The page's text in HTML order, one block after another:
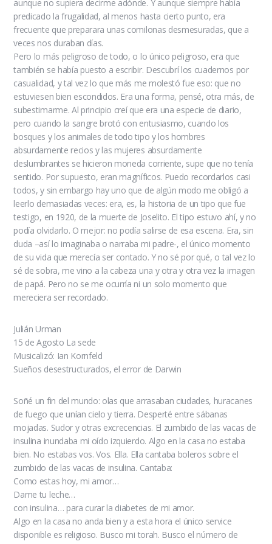
aunque no supiera decirme adónde. Y aunque siempre había
predicado la frugalidad, al menos hasta cierto punto, era
frecuente que preparara unas comilonas desmesuradas, que a
veces nos duraban días.
Pero lo más peligroso de todo, o lo único peligroso, era que
también se había puesto a escribir. Descubrí los cuadernos por
casualidad, y tal vez lo que más me molestó fue eso: que no
estuviesen bien escondidos. Era una forma, pensé, otra más, de
subestimarme. Al principio creí que era una especie de diario,
pero cuando la sangre brotó con entusiasmo, cuando los
bosques y los animales de todo tipo y los hombres
absurdamente recios y las mujeres absurdamente
deslumbrantes se hicieron moneda corriente, supe que no tenía
sentido. Por supuesto, eran magníficos. Puedo recordarlos casi
todos, y sin embargo hay uno que de algún modo me obligó a
leerlo demasiadas veces: era, es, la historia de un tipo que fue
testigo, en 1920, de la muerte de Joselito. El tipo estuvo ahí, y no
podía olvidarlo. O mejor: no podía salirse de esa escena. Era, sin
duda –así lo imaginaba o narraba mi padre-, el único momento
de su vida que merecía ser contado. Y no sé por qué, o tal vez lo
sé de sobra, me vino a la cabeza una y otra y otra vez la imagen
de papá. Pero no se me ocurría ni un solo momento que
mereciera ser recordado.
Julián Urman
15 de Agosto La sede
Musicalizó: Ian Kornfeld
Sueños desestructurados, el error de Darwin
Soñé un fin del mundo: olas que arrasaban ciudades, huracanes
de fuego que unían cielo y tierra. Desperté entre sábanas
mojadas. Sudor y otras excrecencias. El zumbido de las vacas de
insulina inundaba mi oído izquierdo. Algo en la casa no estaba
bien. No estabas vos. Vos. Ella. Ella cantaba boleros sobre el
zumbido de las vacas de insulina. Cantaba:
Como estas hoy, mi amor…
Dame tu leche…
con insulina… para curar la diabetes de mi amor.
Algo en la casa no anda bien y a esta hora el único service
disponible es religioso. Busco mi torah. Busco el número de